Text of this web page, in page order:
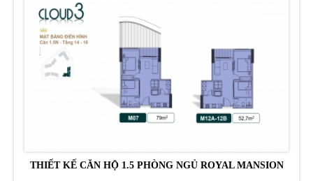
THIẾT KẾ CĂN HỘ 1.5 PHÒNG NGỦ ROYAL MANSION